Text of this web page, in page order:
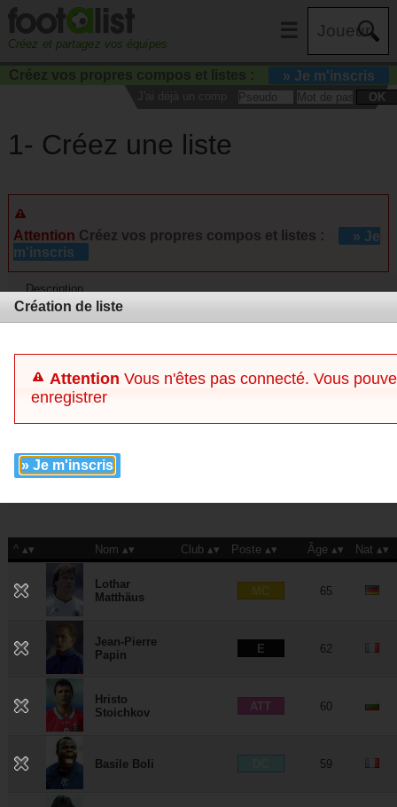
Créez et partagez vos équipes
☰
Créez vos propres compos et listes : » Je m'inscris
J'ai déjà un compte : OK
1- Créez une liste
Attention Créez vos propres compos et listes :
» Je
m'inscris
Description
Pays
^ Nom Club Poste Âge Nat
Lothar
Matthäus
MC 65
Jean-Pierre
Papin
E 62
Hristo
Stoichkov
ATT 60
Basile Boli 59
Création de liste
Attention Vous n'êtes pas connecté. Vous
enregistrer
» Je m'inscris